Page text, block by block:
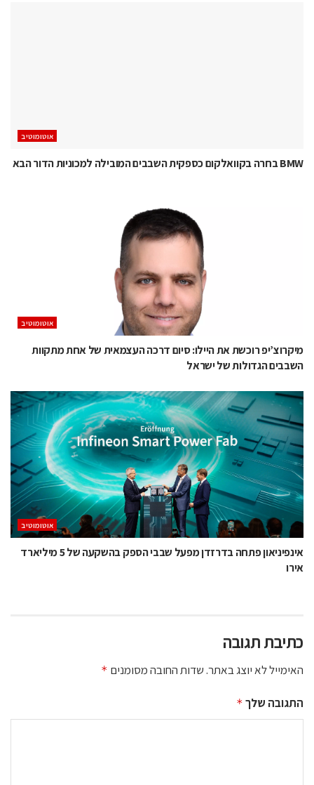
אוטומוטיב
BMW בחרה בקוואלקום כספקית השבבים המובילה למכוניות הדור הבא
אוטומוטיב
מיקרוצ’יפ רוכשת את היילו: סיום דרכה העצמאית של אחת מתקוות
השבבים הגדולות של ישראל
אוטומוטיב
אינפיניאון פתחה בדרזדן מפעל שבבי הספק בהשקעה של 5 מיליארד
אירו
כתיבת תגובה
האימייל לא יוצג באתר.שדות החובה מסומנים *
התגובה שלך *